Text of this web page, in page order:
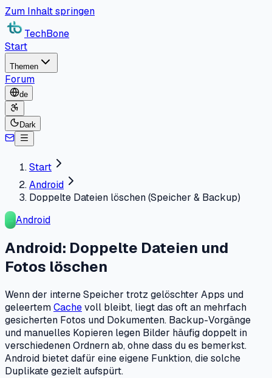
Zum Inhalt springen
TechBone
Start
Themen
Forum
de
Dark
Start
Android
Doppelte Dateien löschen (Speicher & Backup)
Android
Android: Doppelte Dateien und
Fotos löschen
Wenn der interne Speicher trotz gelöschter Apps und
geleertemCachevoll bleibt, liegt das oft an mehrfach
gesicherten Fotos und Dokumenten. Backup-Vorgänge
und manuelles Kopieren legen Bilder häufig doppelt in
verschiedenen Ordnern ab, ohne dass du es bemerkst.
Android bietet dafür eine eigene Funktion, die solche
Duplikate gezielt aufspürt.